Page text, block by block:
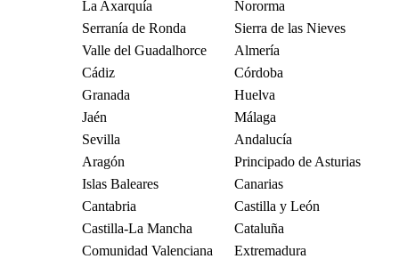
La Axarquía
Nororma
Serranía de Ronda
Sierra de las Nieves
Valle del Guadalhorce
Almería
Cádiz
Córdoba
Granada
Huelva
Jaén
Málaga
Sevilla
Andalucía
Aragón
Principado de Asturias
Islas Baleares
Canarias
Cantabria
Castilla y León
Castilla-La Mancha
Cataluña
Comunidad Valenciana
Extremadura